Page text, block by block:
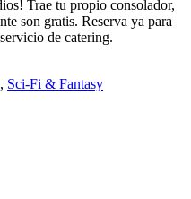
Trae tu propio consolador,
son gratis. Reserva ya para
de catering.
, Sci-Fi & Fantasy